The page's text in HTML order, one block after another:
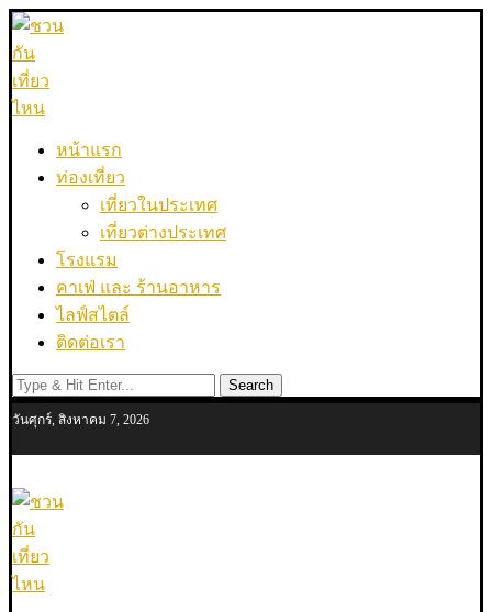
หน้าแรก
ท่องเที่ยว
เที่ยวในประเทศ
เที่ยวต่างประเทศ
โรงแรม
คาเฟ่ และ ร้านอาหาร
ไลฟ์สไตล์
ติดต่อเรา
Search
วันศุกร์, สิงหาคม 7, 2026